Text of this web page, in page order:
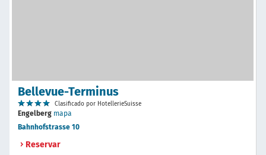
Bellevue-Terminus
Clasificado por HotellerieSuisse
Engelberg mapa
Bahnhofstrasse 10
Reservar